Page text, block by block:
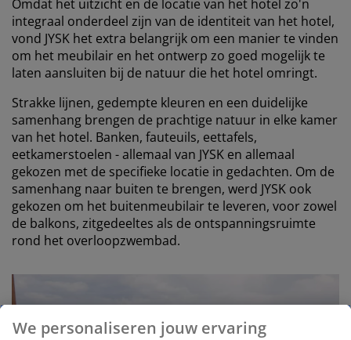
Omdat het uitzicht en de locatie van het hotel zo'n
integraal onderdeel zijn van de identiteit van het hotel,
vond JYSK het extra belangrijk om een manier te vinden
om het meubilair en het ontwerp zo goed mogelijk te
laten aansluiten bij de natuur die het hotel omringt.
Strakke lijnen, gedempte kleuren en een duidelijke
samenhang brengen de prachtige natuur in elke kamer
van het hotel. Banken, fauteuils, eettafels,
eetkamerstoelen - allemaal van JYSK en allemaal
gekozen met de specifieke locatie in gedachten. Om de
samenhang naar buiten te brengen, werd JYSK ook
gekozen om het buitenmeubilair te leveren, voor zowel
de balkons, zitgedeeltes als de ontspanningsruimte
rond het overloopzwembad.
We personaliseren jouw ervaring